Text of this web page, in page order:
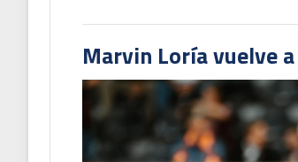
Marvin Loría vuelve